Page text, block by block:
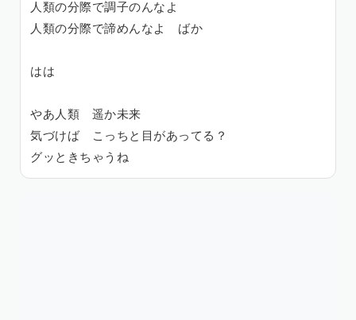
人類の分際で調子のんなよ
人類の分際で諦めんなよ ばか
はは
やあ人類 遥か未来
気づけば こっちと目があってる？
グッときちゃうね